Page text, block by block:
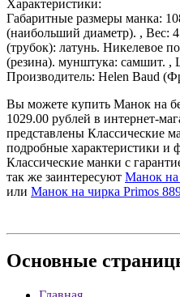
Характеристики:
Габаритные размеры манка:
(наибольший диаметр). , Вес:
(трубок): латунь. Никелевое
(резина). мунштука: самшит. ,
Производитель: Helen Baud
Вы можете купить Манок на
1029.00 рублей в интернет-
представлены Классические
подробные характеристики и
Классические манки с
так же заинтересуют Манок на
или Манок на чирка Primos
Основные